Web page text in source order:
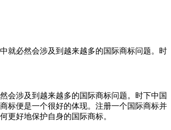
就必然会涉及到越来越多的国际商标问题。时
会涉及到越来越多的国际商标问题。时下中国
标便是一个很好的体现。注册一个国际商标并
更好地保护自身的国际商标。